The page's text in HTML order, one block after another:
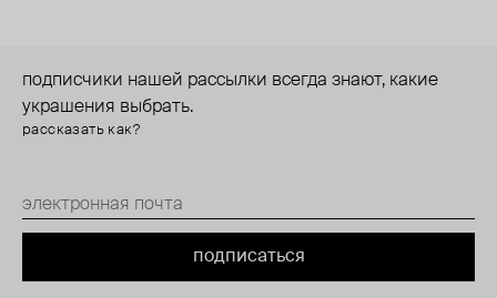
подписчики нашей рассылки всегда знают, какие
украшения выбрать.
рассказать как?
подписаться